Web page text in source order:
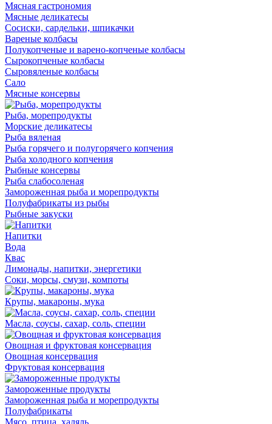
Мясная гастрономия
Мясные деликатесы
Сосиски, сардельки, шпикачки
Вареные колбасы
Полукопченые и варено-копченые колбасы
Сырокопченые колбасы
Сыровяленые колбасы
Сало
Мясные консервы
Рыба, морепродукты
Морские деликатесы
Рыба вяленая
Рыба горячего и полугорячего копчения
Рыба холодного копчения
Рыбные консервы
Рыба слабосоленая
Замороженная рыба и морепродукты
Полуфабрикаты из рыбы
Рыбные закуски
Напитки
Вода
Квас
Лимонады, напитки, энергетики
Соки, морсы, смузи, компоты
Крупы, макароны, мука
Масла, соусы, сахар, соль, специи
Овощная и фруктовая консервация
Овощная консервация
Фруктовая консервация
Замороженные продукты
Замороженная рыба и морепродукты
Полуфабрикаты
Мясо, птица, халяль